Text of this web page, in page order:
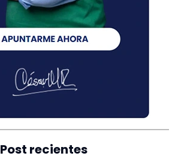
Post recientes